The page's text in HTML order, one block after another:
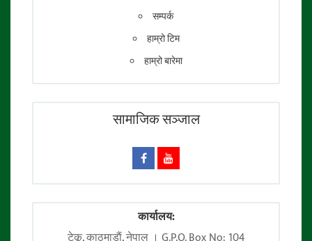
सम्पर्क
हाम्रो टिम
हाम्रो बारेमा
सामाजिक सञ्जाल
कार्यालय: